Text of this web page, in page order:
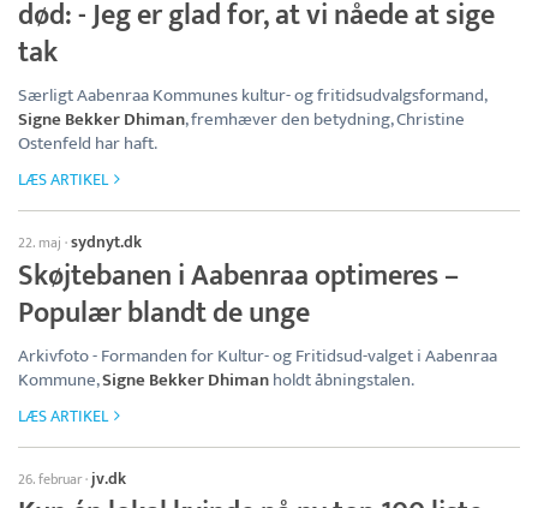
død: - Jeg er glad for, at vi nåede at sige
tak
Særligt Aabenraa Kommunes kultur- og fritidsudvalgsformand,
Signe Bekker Dhiman, fremhæver den betydning, Christine
Ostenfeld har haft.
LÆS ARTIKEL
22. maj ·sydnyt.dk
Skøjtebanen i Aabenraa optimeres –
Populær blandt de unge
Arkivfoto - Formanden for Kultur- og Fritidsud-valget i Aabenraa
Kommune,Signe Bekker Dhimanholdt åbningstalen.
LÆS ARTIKEL
26. februar·jv.dk